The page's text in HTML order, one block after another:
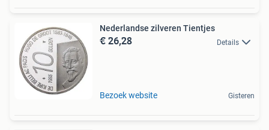
Nederlandse zilveren Tientjes
€ 26,28 Details
Bezoek website Gisteren